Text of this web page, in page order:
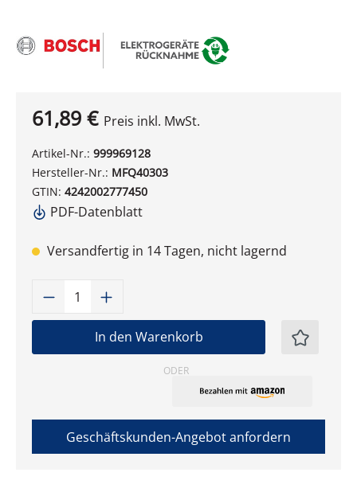
61,89 € Preis inkl. MwSt.
Artikel-Nr.: 999969128
Hersteller-Nr.: MFQ40303
GTIN: 4242002777450
PDF-Datenblatt
Versandfertig in 14 Tagen, nicht lagernd
Produkt Anzahl: Gib den
In den Warenkorb
ODER
Geschäftskunden-Angebot anfordern